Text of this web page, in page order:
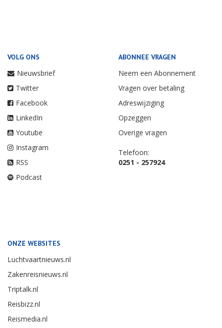
VOLG ONS
Nieuwsbrief
Twitter
Facebook
LinkedIn
Youtube
Instagram
RSS
Podcast
ABONNEE VRAGEN
Neem een Abonnement
Vragen over betaling
Adreswijziging
Opzeggen
Overige vragen
Telefoon:
0251 - 257924
ONZE WEBSITES
Luchtvaartnieuws.nl
Zakenreisnieuws.nl
Triptalk.nl
Reisbizz.nl
Reismedia.nl